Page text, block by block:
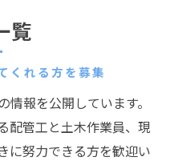
くれる方を募集
覧
報を公開しています。
配管工と土木作業員、現
に努力できる方を歓迎い